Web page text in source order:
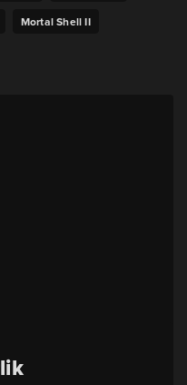
Mortal Shell II